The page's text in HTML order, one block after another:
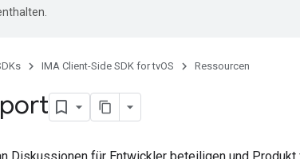
IMA Client-Side SDK for tvOS Ressourcen